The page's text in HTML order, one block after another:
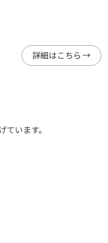
詳細はこちら
います。